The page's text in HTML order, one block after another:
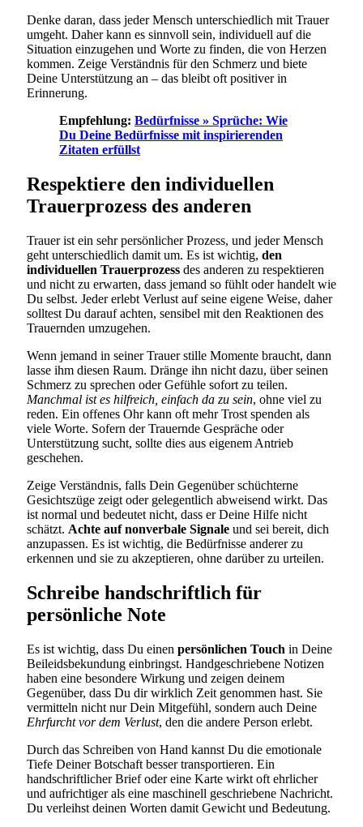
Denke daran, dass jeder Mensch unterschiedlich mit Trauer
umgeht. Daher kann es sinnvoll sein, individuell auf die
Situation einzugehen und Worte zu finden, die von Herzen
kommen. Zeige Verständnis für den Schmerz und biete
Deine Unterstützung an – das bleibt oft positiver in
Erinnerung.
Empfehlung: Bedürfnisse » Sprüche: Wie
Du Deine Bedürfnisse mit inspirierenden
Zitaten erfüllst
Respektiere den individuellen
Trauerprozess des anderen
Trauer ist ein sehr persönlicher Prozess, und jeder Mensch
geht unterschiedlich damit um. Es ist wichtig, den
individuellen Trauerprozess des anderen zu respektieren
und nicht zu erwarten, dass jemand so fühlt oder handelt wie
Du selbst. Jeder erlebt Verlust auf seine eigene Weise, daher
solltest Du darauf achten, sensibel mit den Reaktionen des
Trauernden umzugehen.
Wenn jemand in seiner Trauer stille Momente braucht, dann
lasse ihm diesen Raum. Dränge ihn nicht dazu, über seinen
Schmerz zu sprechen oder Gefühle sofort zu teilen.
Manchmal ist es hilfreich, einfach da zu sein, ohne viel zu
reden. Ein offenes Ohr kann oft mehr Trost spenden als
viele Worte. Sofern der Trauernde Gespräche oder
Unterstützung sucht, sollte dies aus eigenem Antrieb
geschehen.
Zeige Verständnis, falls Dein Gegenüber schüchterne
Gesichtszüge zeigt oder gelegentlich abweisend wirkt. Das
ist normal und bedeutet nicht, dass er Deine Hilfe nicht
schätzt. Achte auf nonverbale Signale und sei bereit, dich
anzupassen. Es ist wichtig, die Bedürfnisse anderer zu
erkennen und sie zu akzeptieren, ohne darüber zu urteilen.
Schreibe handschriftlich für
persönliche Note
Es ist wichtig, dass Du einen persönlichen Touch in Deine
Beileidsbekundung einbringst. Handgeschriebene Notizen
haben eine besondere Wirkung und zeigen deinem
Gegenüber, dass Du dir wirklich Zeit genommen hast. Sie
vermitteln nicht nur Dein Mitgefühl, sondern auch Deine
Ehrfurcht vor dem Verlust, den die andere Person erlebt.
Durch das Schreiben von Hand kannst Du die emotionale
Tiefe Deiner Botschaft besser transportieren. Ein
handschriftlicher Brief oder eine Karte wirkt oft ehrlicher
und aufrichtiger als eine maschinell geschriebene Nachricht.
Du verleihst deinen Worten damit Gewicht und Bedeutung.